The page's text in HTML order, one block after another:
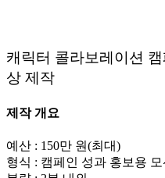
캐릭터 콜라보레이션
상 제작
제작 개요
예산 : 150만 원(최대)
형식 : 캠페인 성과 홍보용